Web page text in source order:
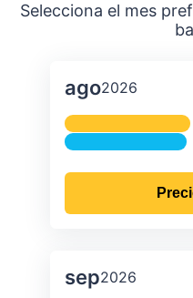
Selecciona el mes
ago2026
Temperatura
sep2026